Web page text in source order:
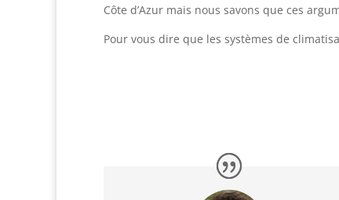
Côte d’Azur mais nous savons que ces
Pour vous dire que les systèmes de